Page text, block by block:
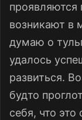
возникают в
думаю о
удалось
развиться.
будто
себя, что это